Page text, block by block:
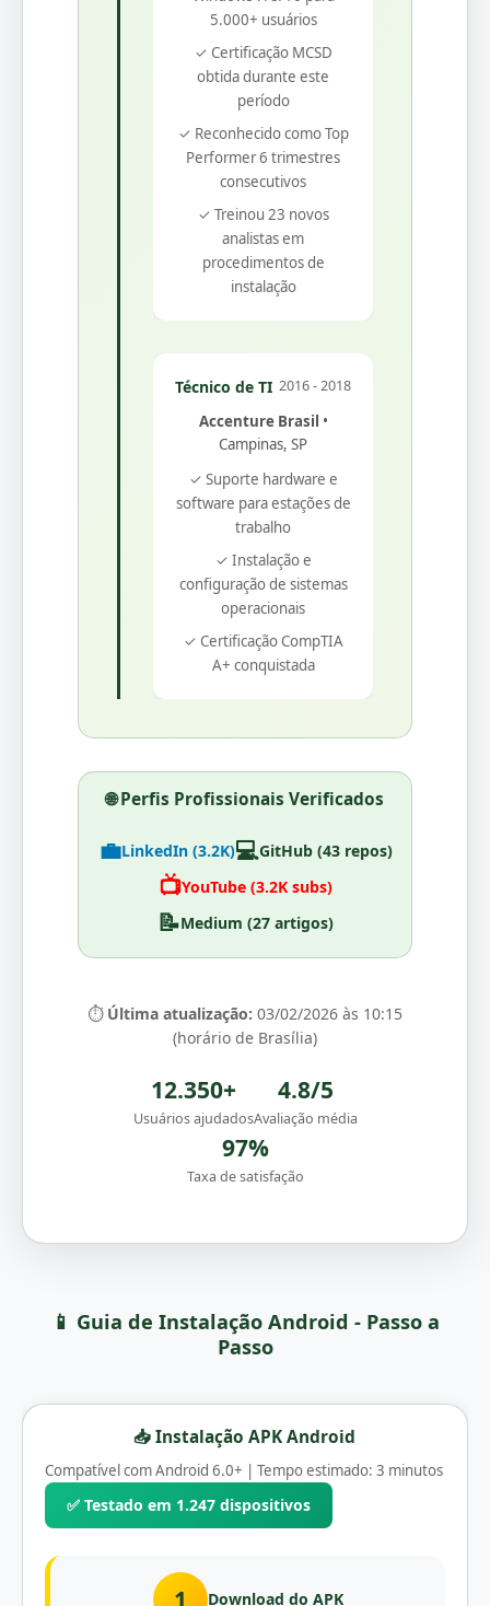
5.000+ usuários
✓ Certificação MCSD
obtida durante este
período
✓ Reconhecido como Top
Performer 6 trimestres
consecutivos
✓ Treinou 23 novos
analistas em
procedimentos de
instalação
Técnico de TI 2016 - 2018
Accenture Brasil •
Campinas, SP
✓ Suporte hardware e
software para estações de
trabalho
✓ Instalação e
configuração de sistemas
operacionais
✓ Certificação CompTIA
A+ conquistada
🌐 Perfis Profissionais Verificados
💼LinkedIn (3.2K)💻GitHub (43 repos)
📺YouTube (3.2K subs)
📝Medium (27 artigos)
⏱️ Última atualização: 03/02/2026 às 10:15
(horário de Brasília)
12.350+
Usuários ajudados
4.8/5
Avaliação média
97%
Taxa de satisfação
📱 Guia de Instalação Android - Passo a
Passo
📥 Instalação APK Android
Compatível com Android 6.0+ | Tempo estimado: 3 minutos
✅ Testado em 1.247 dispositivos
1 Download do APK